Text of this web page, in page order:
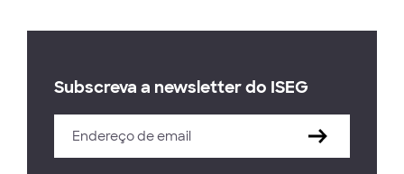
Subscreva a newsletter do ISEG